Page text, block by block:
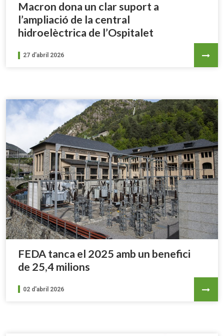
Macron dona un clar suport a
l’ampliació de la central
hidroelèctrica de l’Ospitalet
27 d'abril 2026
FEDA tanca el 2025 amb un benefici
de 25,4 milions
02 d'abril 2026